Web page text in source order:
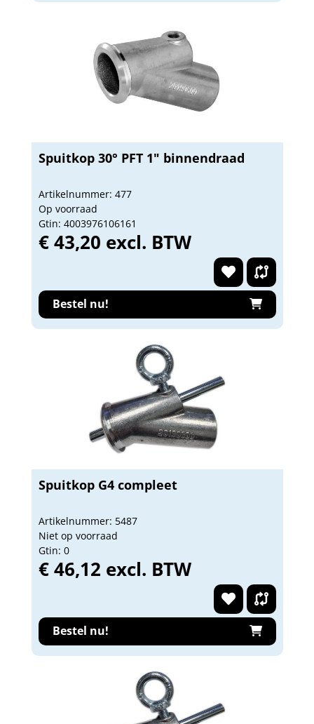
Spuitkop 30° PFT 1" binnendraad
Artikelnummer: 477
Op voorraad
Gtin: 4003976106161
€ 43,20 excl. BTW
Bestel nu!
Spuitkop G4 compleet
Artikelnummer: 5487
Niet op voorraad
Gtin: 0
€ 46,12 excl. BTW
Bestel nu!